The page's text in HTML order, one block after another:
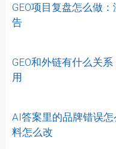
GEO项目复盘怎么做
告
GEO和外链有什么关
用
AI答案里的品牌错误
料怎么改